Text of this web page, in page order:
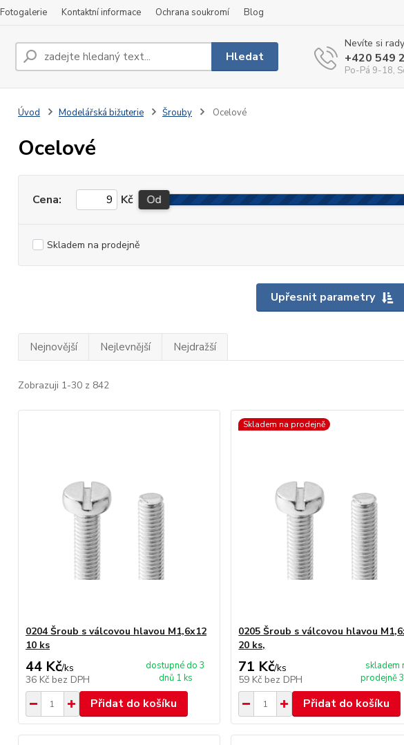
Fotogalerie Kontaktní informace Ochrana soukromí Blog
Hledat
Nevíte si
+420 549
Po-Pá 9-18,
Úvod Modelářská bižuterie Šrouby Ocelové
Ocelové
Upřesnit parametry
Cena: Kč Od
Skladem na prodejně
Nejnovější Nejlevnější Nejdražší
Zobrazuji 1-30 z 842
0204 Šroub s válcovou hlavou M1,6x12
10 ks
44 Kč/ks
36 Kč bez DPH
dostupné do 3
dnů 1 ks
Přidat do košíku
Skladem na prodejně
0205 Šroub s válcovou hlavou
20 ks,
71 Kč/ks
59 Kč bez DPH
skladem
prodejně
Přidat do košíku